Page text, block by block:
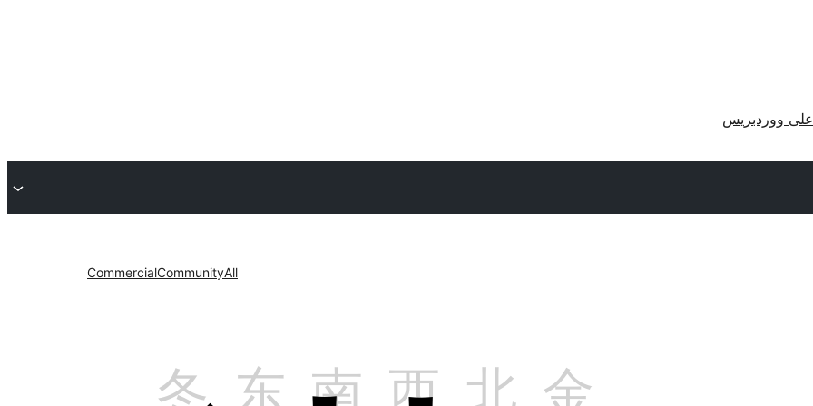
ووردبريس
All
Community
Commercial